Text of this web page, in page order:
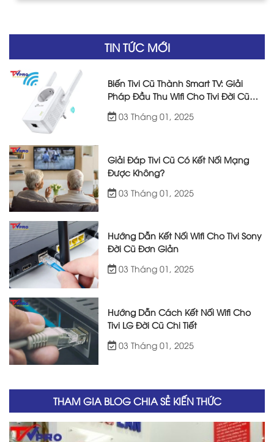
TIN TỨC MỚI
Biến Tivi Cũ Thành Smart TV: Giải
Pháp Đầu Thu Wifi Cho Tivi Đời Cũ
Hiệu Quả
03 Tháng 01, 2025
Giải Đáp Tivi Cũ Có Kết Nối Mạng
Được Không?
03 Tháng 01, 2025
Hướng Dẫn Kết Nối Wifi Cho Tivi Sony
Đời Cũ Đơn Giản
03 Tháng 01, 2025
Hướng Dẫn Cách Kết Nối Wifi Cho
Tivi LG Đời Cũ Chi Tiết
03 Tháng 01, 2025
THAM GIA BLOG CHIA SẺ KIẾN THỨC